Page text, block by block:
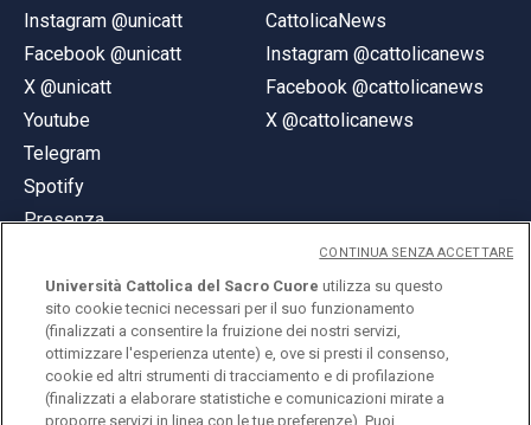
Instagram @unicatt
Facebook @unicatt
X @unicatt
Youtube
Telegram
Spotify
Presenza
CattolicaNews
Instagram @cattolicanews
Facebook @cattolicanews
X @cattolicanews
© Università Cattolica del Sacro Cuore
Largo A. Gemelli 1, 20123 Milano
Università Cattolica del Sacro Cuore utilizza su questo
sito cookie tecnici necessari per il suo funzionamento
(finalizzati a consentire la fruizione dei nostri servizi,
ottimizzare l'esperienza utente) e, ove si presti il consenso,
cookie ed altri strumenti di tracciamento e di profilazione
(finalizzati a elaborare statistiche e comunicazioni mirate a
proporre servizi in linea con le tue preferenze). Puoi
CONTINUA SENZA ACCETTARE